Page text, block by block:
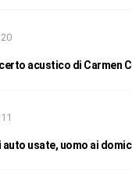
acustico di Carmen
auto usate, uomo ai